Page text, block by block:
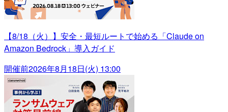
【8/18（火）】安全・最短ルートで始める「Claude on
Amazon Bedrock」導入ガイド
開催前2026年8月18日(火) 13:00